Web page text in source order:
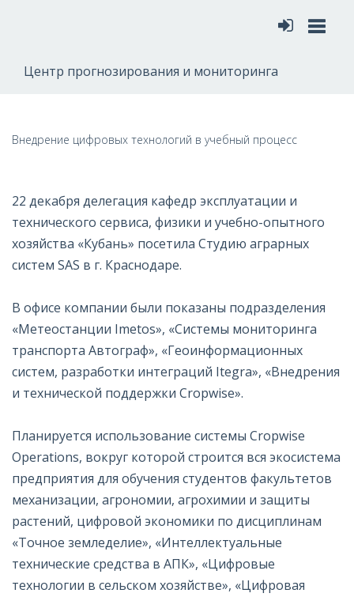
Центр прогнозирования и мониторинга
Внедрение цифровых технологий в учебный процесс
22 декабря делегация кафедр эксплуатации и
технического сервиса, физики и учебно-опытного
хозяйства «Кубань» посетила Студию аграрных
систем SAS в г. Краснодаре.
В офисе компании были показаны подразделения
«Метеостанции Imetos», «Системы мониторинга
транспорта Автограф», «Геоинформационных
систем, разработки интеграций Itegra», «Внедрения
и технической поддержки Cropwise».
Планируется использование системы Cropwise
Operations, вокруг которой строится вся экосистема
предприятия для обучения студентов факультетов
механизации, агрономии, агрохимии и защиты
растений, цифровой экономики по дисциплинам
«Точное земледелие», «Интеллектуальные
технические средства в АПК», «Цифровые
технологии в сельском хозяйстве», «Цифровая